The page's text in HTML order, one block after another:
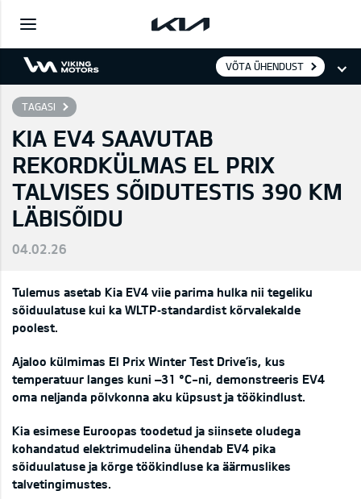
VÕTA ÜHENDUST
TAGASI
KIA EV4 SAAVUTAB
REKORDKÜLMAS EL PRIX
TALVISES SÕIDUTESTIS 390 KM
LÄBISÕIDU
04.02.26
Tulemus asetab Kia EV4 viie parima hulka nii tegeliku
sõiduulatuse kui ka WLTP‑standardist kõrvalekalde
poolest.
Ajaloo külmimas El Prix Winter Test Drive’is, kus
temperatuur langes kuni –31 °C-ni, demonstreeris EV4
oma neljanda põlvkonna aku küpsust ja töökindlust.
Kia esimese Euroopas toodetud ja siinsete oludega
kohandatud elektrimudelina ühendab EV4 pika
sõiduulatuse ja kõrge töökindluse ka äärmuslikes
talvetingimustes.